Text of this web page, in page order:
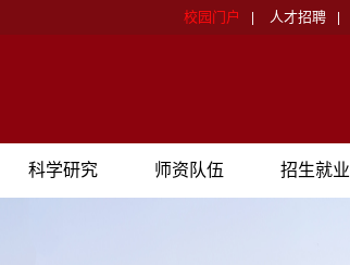
校园门户 人才招聘
科学研究 师资队伍 招生就业